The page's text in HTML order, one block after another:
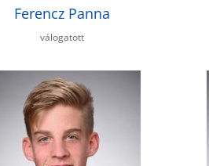
Ferencz Panna
válogatott